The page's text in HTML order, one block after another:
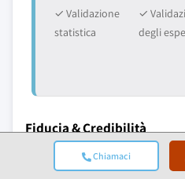
Chiamaci
✓ Validazione
statistica
✓
degli
Fiducia & Credibilità
10+